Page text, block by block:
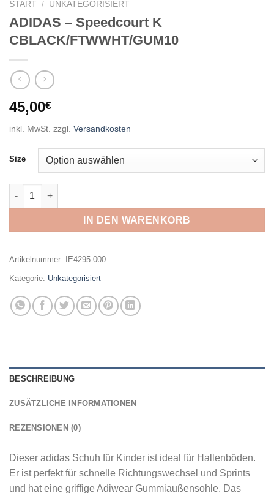
START / UNKATEGORISIERT
ADIDAS – Speedcourt K
CBLACK/FTWWHT/GUM10
45,00€
inkl. MwSt. zzgl. Versandkosten
Size
ADIDAS - Speedcourt K CBLACK/FTWWHT/GUM10 Menge
IN DEN WARENKORB
Artikelnummer: IE4295-000
Kategorie: Unkategorisiert
BESCHREIBUNG
ZUSÄTZLICHE INFORMATIONEN
REZENSIONEN (0)
Dieser adidas Schuh für Kinder ist ideal für Hallenböden.
Er ist perfekt für schnelle Richtungswechsel und Sprints
und hat eine griffige Adiwear Gummiaußensohle. Das